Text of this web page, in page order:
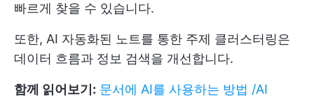
빠르게 찾을 수 있습니다.
또한, AI 자동화된 노트를 통한 주제 클러스터링은
데이터 흐름과 정보 검색을 개선합니다.
함께 읽어보기: 문서에 AI를 사용하는 방법 /AI